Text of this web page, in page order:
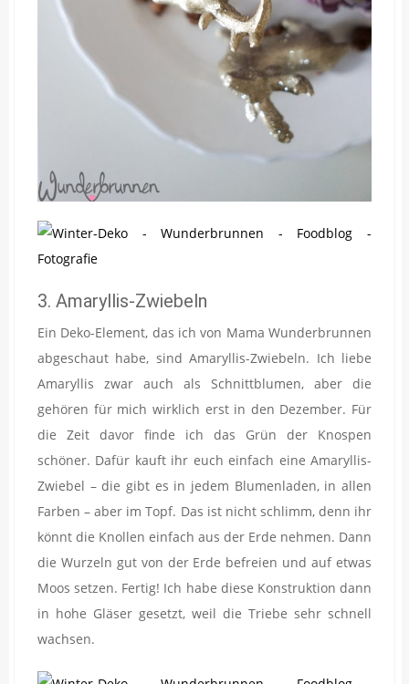
3. Amaryllis-Zwiebeln
Ein Deko-Element, das ich von Mama Wunderbrunnen
abgeschaut habe, sind Amaryllis-Zwiebeln. Ich liebe
Amaryllis zwar auch als Schnittblumen, aber die
gehören für mich wirklich erst in den Dezember. Für
die Zeit davor finde ich das Grün der Knospen
schöner. Dafür kauft ihr euch einfach eine Amaryllis-
Zwiebel – die gibt es in jedem Blumenladen, in allen
Farben – aber im Topf. Das ist nicht schlimm, denn ihr
könnt die Knollen einfach aus der Erde nehmen. Dann
die Wurzeln gut von der Erde befreien und auf etwas
Moos setzen. Fertig! Ich habe diese Konstruktion dann
in hohe Gläser gesetzt, weil die Triebe sehr schnell
wachsen.